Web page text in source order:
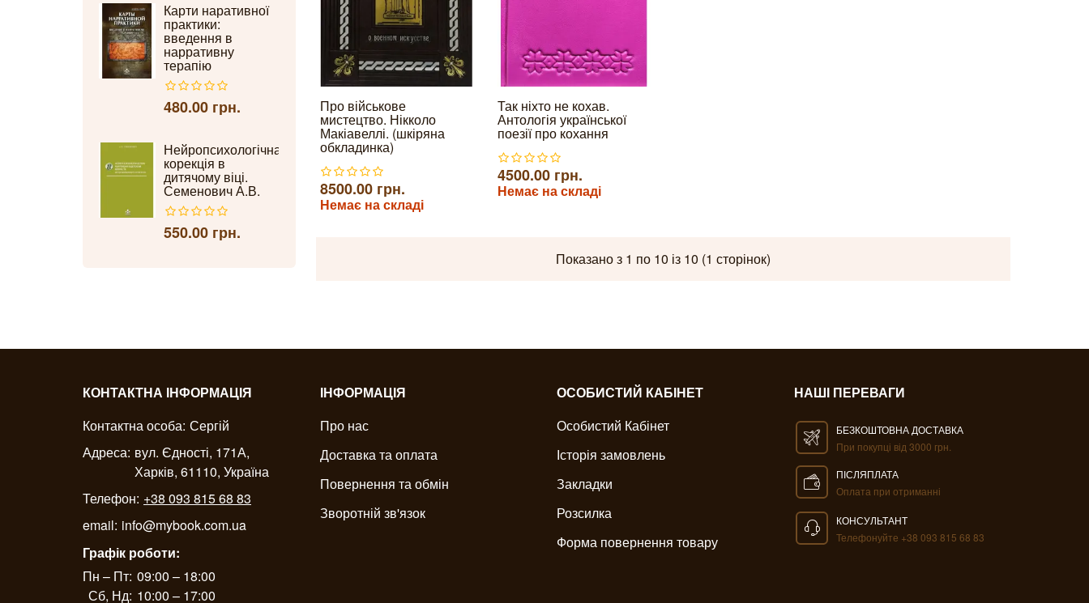
Карти наративної
практики:
введення в
нарративну
терапію
480.00 грн.
Нейропсихологічна
корекція в
дитячому віці.
Семенович А.В.
550.00 грн.
Про військове
мистецтво. Нікколо
Макіавеллі. (шкіряна
обкладинка)
8500.00 грн.
Немає на складі
Так ніхто не кохав.
Антологія української
поезії про кохання
4500.00 грн.
Немає на складі
Показано з 1 по 10 із 10 (1 сторінок)
КОНТАКТНА ІНФОРМАЦІЯ
Контактна особа: Сергій
Адреса: вул. Єдності, 171А,
Харків, 61110, Україна
Телефон: +38 093 815 68 83
email: info@mybook.com.ua
Графік роботи:
Пн – Пт: 09:00 – 18:00
Сб, Нд: 10:00 – 17:00
ІНФОРМАЦІЯ
Про нас
Доставка та оплата
Повернення та обмін
Зворотній зв'язок
ОСОБИСТИЙ КАБІНЕТ
Особистий Кабінет
Історія замовлень
Закладки
Розсилка
Форма повернення товару
НАШІ ПЕРЕВАГИ
БЕЗКОШТОВНА ДОСТАВКА
При покупці від 3000 грн.
ПІСЛЯПЛАТА
Оплата при отриманні
КОНСУЛЬТАНТ
Телефонуйте +38 093 815 68 83